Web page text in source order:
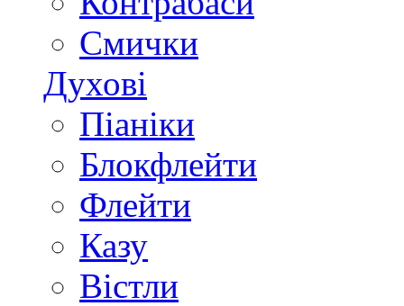
Смички
Духові
Піаніки
Блокфлейти
Флейти
Казу
Вістли